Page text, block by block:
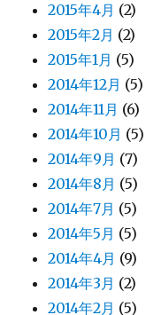
2015年4月 (2)
2015年2月 (2)
2015年1月 (5)
2014年12月 (5)
2014年11月 (6)
2014年10月 (5)
2014年9月 (7)
2014年8月 (5)
2014年7月 (5)
2014年5月 (5)
2014年4月 (9)
2014年3月 (2)
2014年2月 (5)